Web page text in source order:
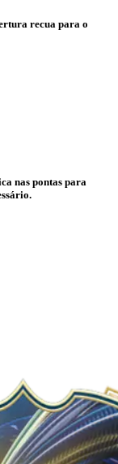
recua para o
nas pontas para